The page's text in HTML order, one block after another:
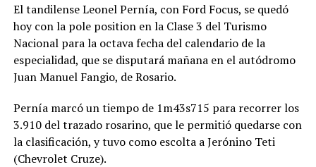
El tandilense Leonel Pernía, con Ford Focus, se quedó
hoy con la pole position en la Clase 3 del Turismo
Nacional para la octava fecha del calendario de la
especialidad, que se disputará mañana en el autódromo
Juan Manuel Fangio, de Rosario.
Pernía marcó un tiempo de 1m43s715 para recorrer los
3.910 del trazado rosarino, que le permitió quedarse con
la clasificación, y tuvo como escolta a Jerónino Teti
(Chevrolet Cruze).